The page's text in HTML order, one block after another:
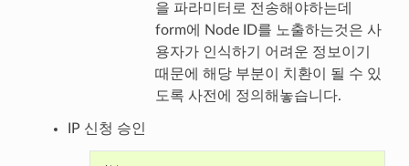
을 파라미터로 전송해야하는데
form에 Node ID를 노출하는것은 사
용자가 인식하기 어려운 정보이기
때문에 해당 부분이 치환이 될 수 있
도록 사전에 정의해놓습니다.
IP 신청 승인